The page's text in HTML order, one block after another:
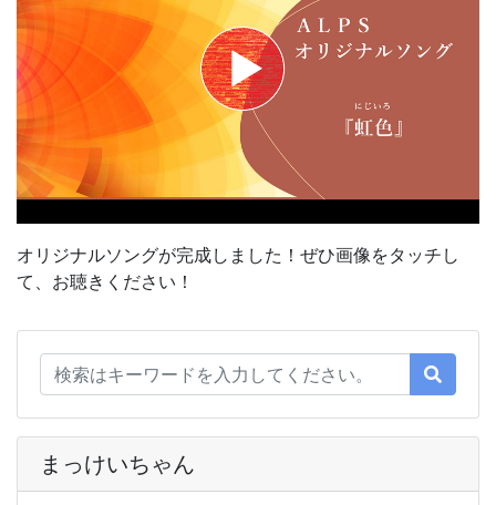
オリジナルソングが完成しました！ぜひ画像をタッチし
て、お聴きください！
まっけいちゃん